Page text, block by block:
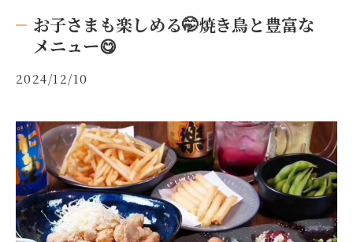
お子さまも楽しめる🤭焼き鳥と豊富な
メニュー😋
2024/12/10